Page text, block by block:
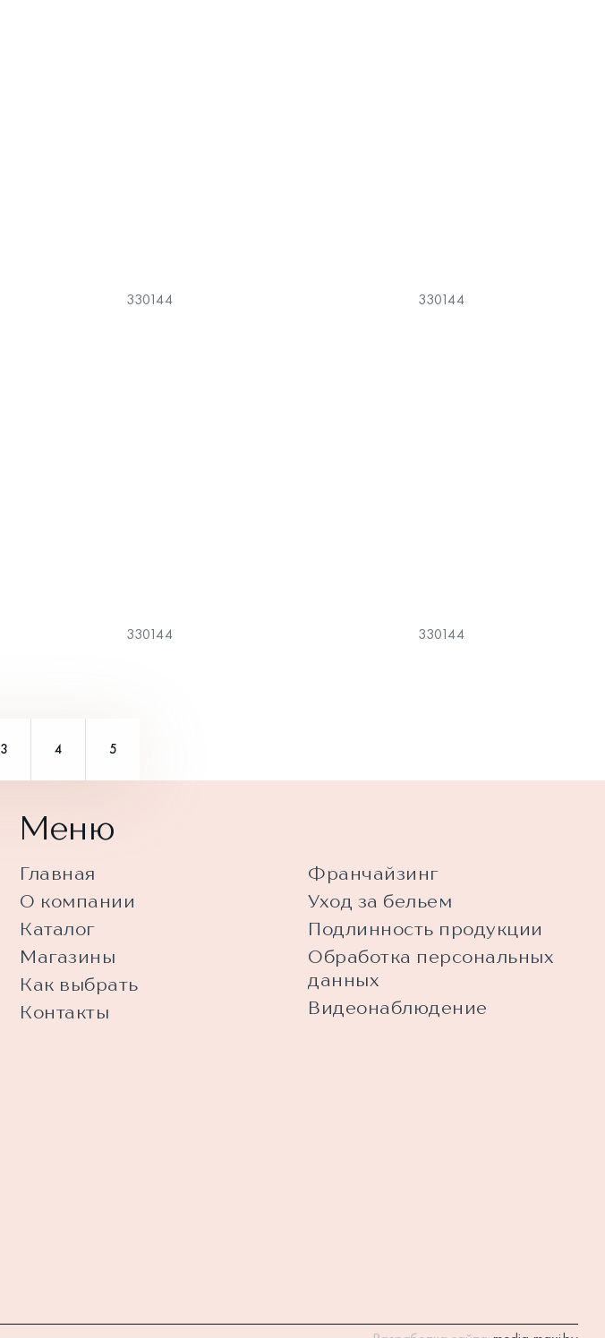
330144 330144
330144 330144
3 4 5
Меню
Главная
О компании
Каталог
Магазины
Как выбрать
Контакты
Франчайзинг
Уход за бельем
Подлинность продукции
Обработка персональных
данных
Видеонаблюдение